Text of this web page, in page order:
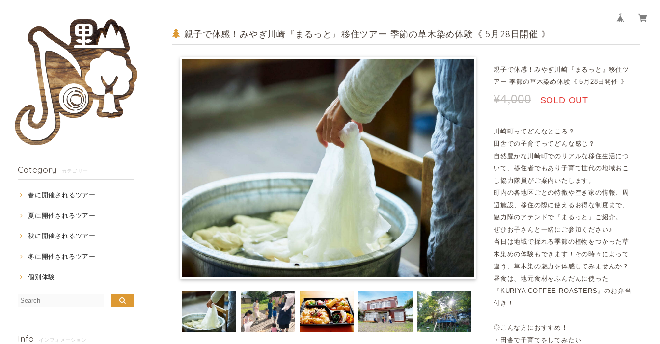
Category カテゴリー
春に開催されるツアー
夏に開催されるツアー
秋に開催されるツアー
冬に開催されるツアー
個別体験
Info インフォメーション
親子で体感！みやぎ川崎『まるっと』移住ツアー 季節の草木染め体験《 5月28日開催 》
親子で体感！みやぎ川崎『まるっと』移住ツ
アー 季節の草木染め体験《 5月28日開催 》
¥4,000 SOLD OUT
川崎町ってどんなところ？
田舎での子育てってどんな感じ？
自然豊かな川崎町でのリアルな移住生活につ
いて、移住者でもあり子育て世代の地域おこ
し協力隊員がご案内いたします。
町内の各地区ごとの特徴や空き家の情報、周
辺施設、移住の際に使えるお得な制度まで、
協力隊のアテンドで『まるっと』ご紹介。
ぜひお子さんと一緒にご参加ください♪
当日は地域で採れる季節の植物をつかった草
木染めの体験もできます！その時々によって
違う、草木染の魅力を体感してみませんか？
昼食は、地元食材をふんだんに使った
『KURIYA COFFEE ROASTERS』のお弁当
付き！
◎こんな方におすすめ！
・田舎で子育てをしてみたい